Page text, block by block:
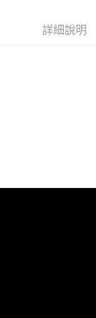
詳細說明